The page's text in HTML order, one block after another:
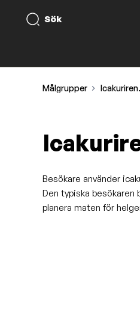
Sök
Målgrupper
Besökare använder
Den typiska besökaren
planera maten för